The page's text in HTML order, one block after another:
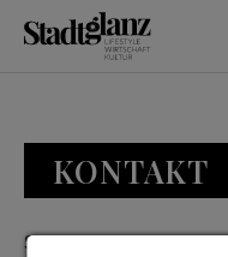
KONTAKT
Stadtglanz /